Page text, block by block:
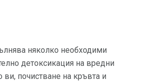
няколко необходими
детоксикация на вредни
ви, почистване на кръвта и